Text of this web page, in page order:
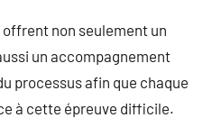
offrent non seulement un
un accompagnement
processus afin que chaque
à cette épreuve difficile.